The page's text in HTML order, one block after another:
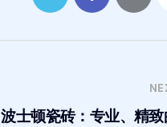
波士顿瓷砖：专业、精